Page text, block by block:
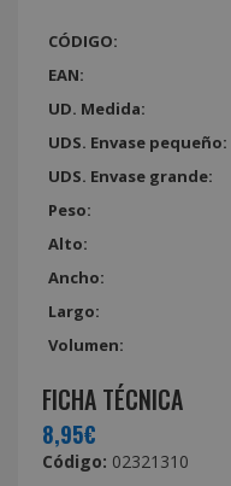
CÓDIGO:
EAN:
UD. Medida:
UDS. Envase pequeño:
UDS. Envase grande:
Peso:
Alto:
Ancho:
Largo:
Volumen:
FICHA TÉCNICA
8,95€
Código: 02321310